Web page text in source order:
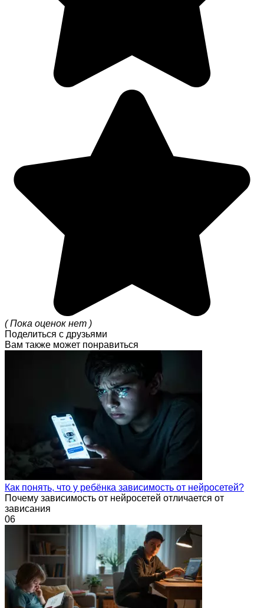
( Пока оценок нет )
Поделиться с друзьями
Вам также может понравиться
Как понять, что у ребёнка зависимость от нейросетей?
Почему зависимость от нейросетей отличается от
зависания
06